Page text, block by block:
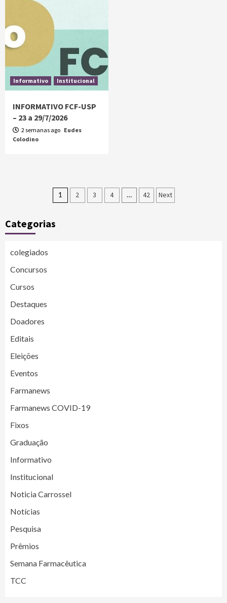
Informativo Institucional
INFORMATIVO FCF-USP
– 23 a 29/7/2026
2 semanas ago Eudes
Colodino
1 2 3 4 … 42 Next
Categorias
colegiados
Concursos
Cursos
Destaques
Doadores
Editais
Eleições
Eventos
Farmanews
Farmanews COVID-19
Fixos
Graduação
Informativo
Institucional
Noticia Carrossel
Notícias
Pesquisa
Prêmios
Semana Farmacêutica
TCC